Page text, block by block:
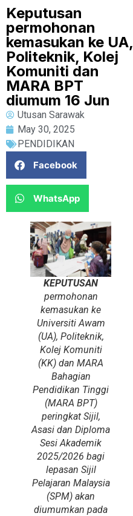
Keputusan
permohonan
kemasukan ke UA,
Politeknik, Kolej
Komuniti dan
MARA BPT
diumum 16 Jun
Utusan Sarawak
May 30, 2025
PENDIDIKAN
Facebook
WhatsApp
KEPUTUSAN
permohonan
kemasukan ke
Universiti Awam
(UA), Politeknik,
Kolej Komuniti
(KK) dan MARA
Bahagian
Pendidikan Tinggi
(MARA BPT)
peringkat Sijil,
Asasi dan Diploma
Sesi Akademik
2025/2026 bagi
lepasan Sijil
Pelajaran Malaysia
(SPM) akan
diumumkan pada